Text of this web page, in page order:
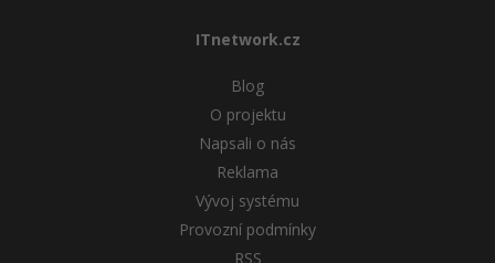
ITnetwork.cz
Blog
O projektu
Napsali o nás
Reklama
Vývoj systému
Provozní podmínky
RSS